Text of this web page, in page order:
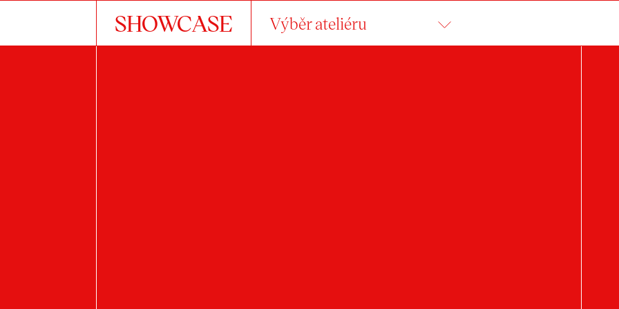
SHOWCASE Výběr ateliéru